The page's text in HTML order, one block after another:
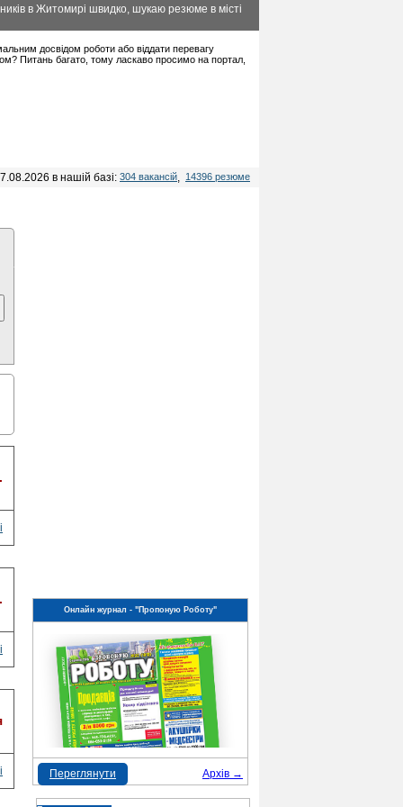
в Житомирі швидко, шукаю резюме в місті
досвідом роботи або віддати перевагу
Питань багато, тому ласкаво просимо на портал,
в нашій базі: 304 вакансій, 14396 резюме
Онлайн журнал - "Пропоную Роботу"
Архів →
Переглянути